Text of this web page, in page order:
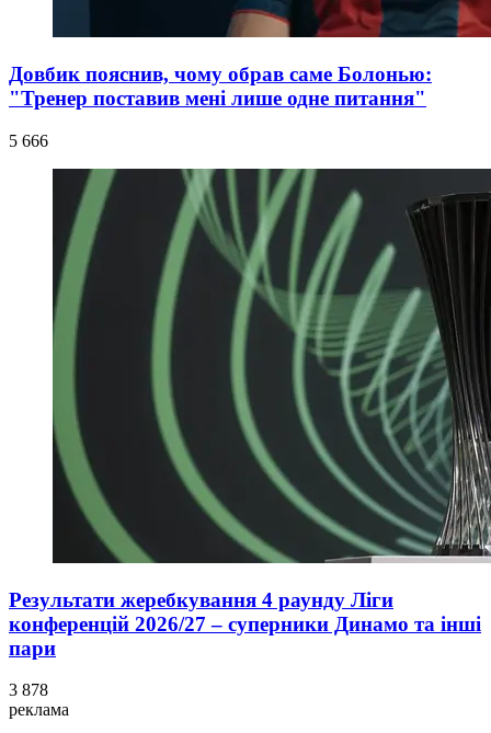
Довбик пояснив, чому обрав саме Болонью:
"Тренер поставив мені лише одне питання"
5 666
Результати жеребкування 4 раунду Ліги
конференцій 2026/27 – суперники Динамо та інші
пари
3 878
реклама